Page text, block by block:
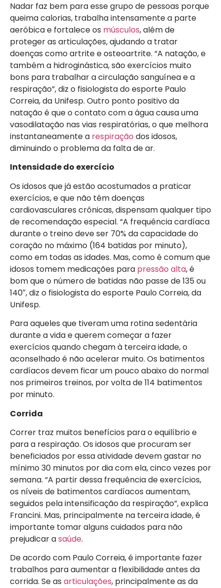
Nadar faz bem para esse grupo de pessoas porque
queima calorias, trabalha intensamente a parte
aeróbica e fortalece os músculos, além de
proteger as articulações, ajudando a tratar
doenças como artrite e osteoartrite. “A natação, e
também a hidroginástica, são exercícios muito
bons para trabalhar a circulação sanguínea e a
respiração”, diz o fisiologista do esporte Paulo
Correia, da Unifesp. Outro ponto positivo da
natação é que o contato com a água causa uma
vasodilatação nas vias respiratórias, o que melhora
instantaneamente a respiração dos idosos,
diminuindo o problema da falta de ar.
Intensidade do exercício
Os idosos que já estão acostumados a praticar
exercícios, e que não têm doenças
cardiovasculares crônicas, dispensam qualquer tipo
de recomendação especial. “A frequência cardíaca
durante o treino deve ser 70% da capacidade do
coração no máximo (164 batidas por minuto),
como em todas as idades. Mas, como é comum que
idosos tomem medicações para pressão alta, é
bom que o número de batidas não passe de 135 ou
140″, diz o fisiologista do esporte Paulo Correia, da
Unifesp.
Para aqueles que tiveram uma rotina sedentária
durante a vida e querem começar a fazer
exercícios quando chegam à terceira idade, o
aconselhado é não acelerar muito. Os batimentos
cardíacos devem ficar um pouco abaixo do normal
nos primeiros treinos, por volta de 114 batimentos
por minuto.
Corrida
Correr traz muitos benefícios para o equilíbrio e
para a respiração. Os idosos que procuram ser
beneficiados por essa atividade devem gastar no
mínimo 30 minutos por dia com ela, cinco vezes por
semana. “A partir dessa frequência de exercícios,
os níveis de batimentos cardíacos aumentam,
seguidos pela intensificação da respiração”, explica
Francini. Mas, principalmente na terceira idade, é
importante tomar alguns cuidados para não
prejudicar asaúde.
De acordo com Paulo Correia, é importante fazer
trabalhos para aumentar a flexibilidade antes da
corrida. Se as articulações, principalmente as da